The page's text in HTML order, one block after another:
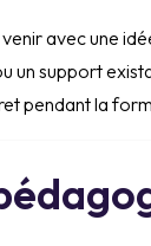
avec une
un support
pendant la